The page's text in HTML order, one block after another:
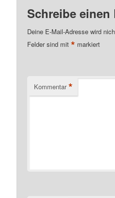
Schreibe einen
Deine E-Mail-Adresse wird
Felder sind mit* markiert
Kommentar *